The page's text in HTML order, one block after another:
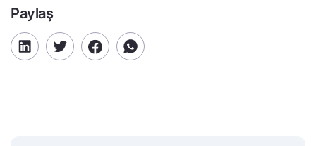
Paylaş